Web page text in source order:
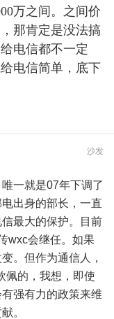
万之间。之间价
那肯定是没法搞
电信都不一定
电信简单，底下
沙发
一就是07年下调了
出身的部长，一直
最大的保护。目前
wxc会继任。如果
。但作为通信人，
佩的，我想，即使
强有力的政策来维
。